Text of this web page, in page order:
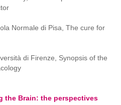
Normale di Pisa, The cure for
di Firenze, Synopsis of the
the Brain: the perspectives